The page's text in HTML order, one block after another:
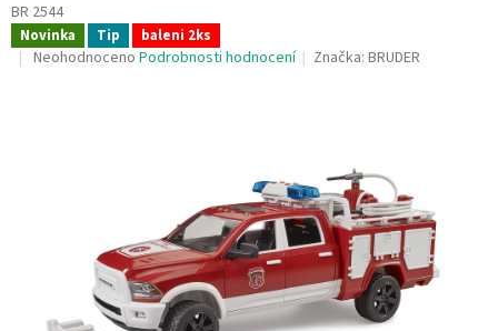
BR 2544
Novinka Tip baleni 2ks
Průměrné
Neohodnoceno Podrobnosti hodnocení Značka:BRUDER